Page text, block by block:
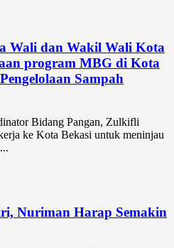
Wali dan Wakil Wali Kota
program MBG di Kota
Sampah
Bidang Pangan, Zulkifli
ke Kota Bekasi untuk meninjau
Nuriman Harap Semakin